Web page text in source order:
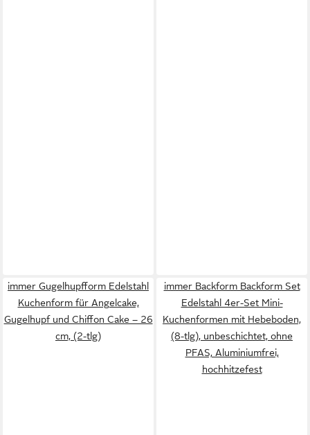
immer Gugelhupfform Edelstahl
Kuchenform für Angelcake,
Gugelhupf und Chiffon Cake – 26
cm, (2-tlg)
immer Backform Backform Set
Edelstahl 4er-Set Mini-
Kuchenformen mit Hebeboden,
(8-tlg), unbeschichtet, ohne
PFAS, Aluminiumfrei,
hochhitzefest